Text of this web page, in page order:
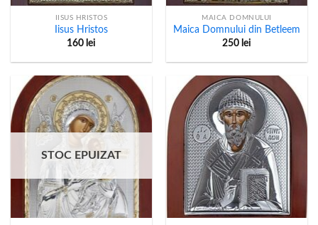
IISUS HRISTOS
Iisus Hristos
160 lei
MAICA DOMNULUI
Maica Domnului din Betleem
250 lei
STOC EPUIZAT